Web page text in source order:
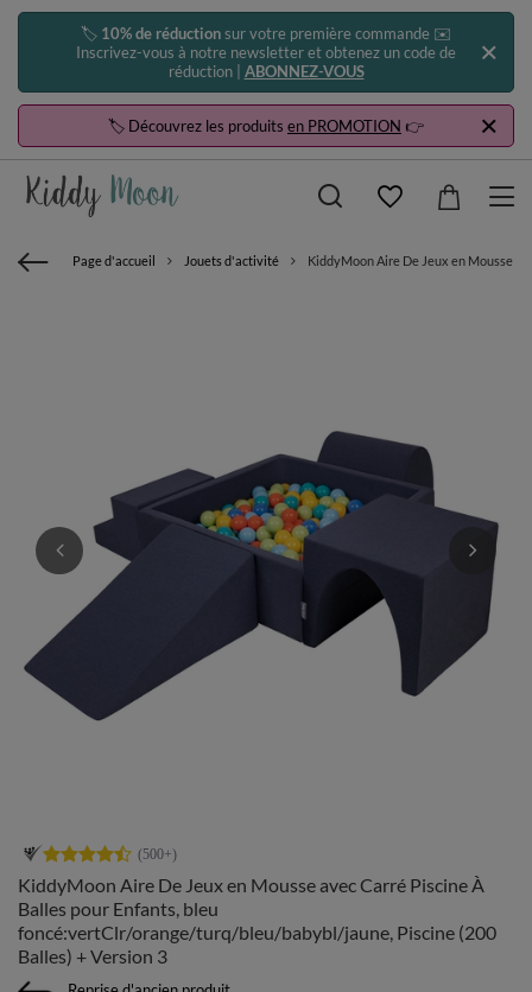
🏷️ 10% de réductionsur votre première commande ✉️
Inscrivez-vous à notre newsletter et obtenez un code de
réduction | ABONNEZ-VOUS
🏷️ Découvrez les produits en PROMOTION 👉
Page d'accueil Jouets d'activité KiddyMoon Aire De Jeux en Mousse
KiddyMoon Aire De Jeux en Mousse avec Carré Piscine À
Balles pour Enfants, bleu
foncé:vertClr/orange/turq/bleu/babybl/jaune, Piscine (200
Balles) + Version 3